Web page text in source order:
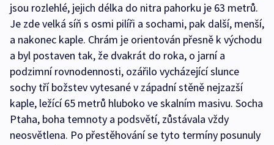
jsou rozlehlé, jejich délka do nitra pahorku je 63 metrů.
Je zde velká síň s osmi pilíři a sochami, pak další, menší,
a nakonec kaple. Chrám je orientován přesně k východu
a byl postaven tak, že dvakrát do roka, o jarní a
podzimní rovnodennosti, ozářilo vycházející slunce
sochy tří božstev vytesané v západní stěně nejzazší
kaple, ležící 65 metrů hluboko ve skalním masivu. Socha
Ptaha, boha temnoty a podsvětí, zůstávala vždy
neosvětlena. Po přestěhování se tyto termíny posunuly